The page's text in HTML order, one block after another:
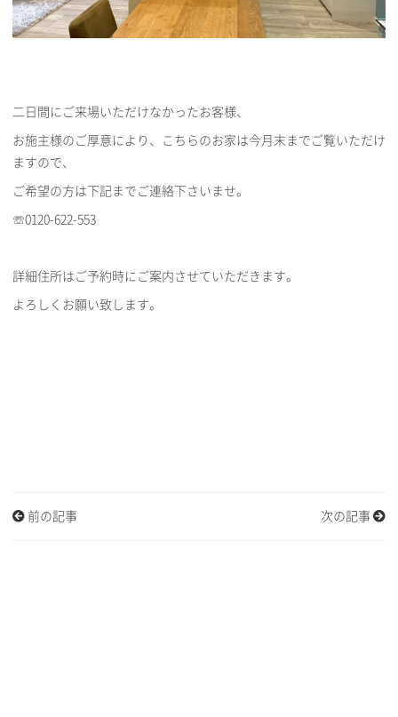
二日間にご来場いただけなかったお客様、
お施主様のご厚意により、こちらのお家は今月末までご覧いただけ
ますので、
ご希望の方は下記までご連絡下さいませ。
☏0120-622-553
詳細住所はご予約時にご案内させていただきます。
よろしくお願い致します。
前の記事 次の記事